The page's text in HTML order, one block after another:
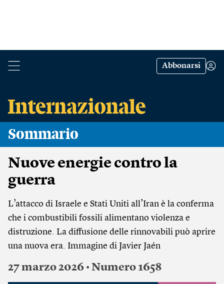
Abbonarsi
Sommario
Nuove energie contro la
guerra
L’attacco di Israele e Stati Uniti all’Iran è la conferma
che i combustibili fossili alimentano violenza e
distruzione. La diffusione delle rinnovabili può aprire
una nuova era. Immagine di Javier Jaén
27 marzo 2026 • Numero 1658